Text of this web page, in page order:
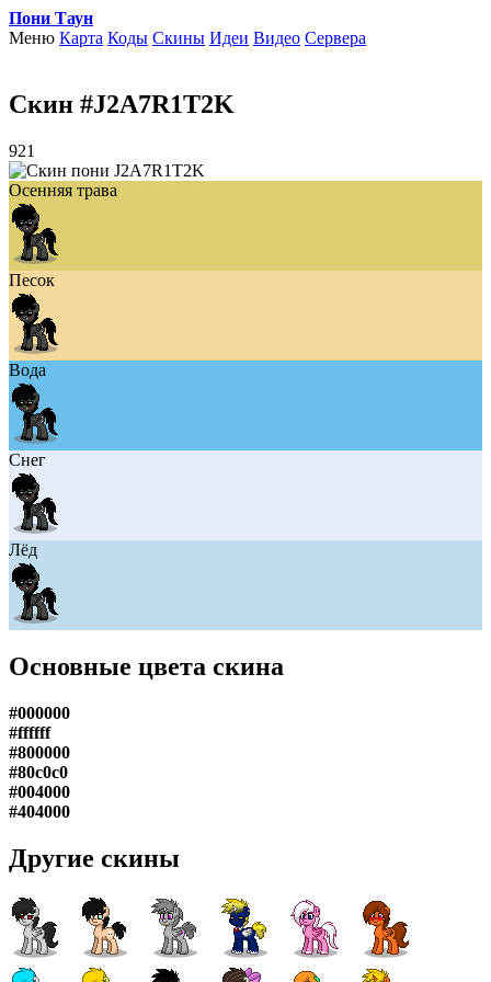
Пони Таун
Меню Карта Коды Скины Идеи Видео Сервера
Скин #J2A7R1T2K
921
Осенняя трава
Песок
Вода
Снег
Лёд
Основные цвета скина
#000000
#ffffff
#800000
#80c0c0
#004000
#404000
Другие скины